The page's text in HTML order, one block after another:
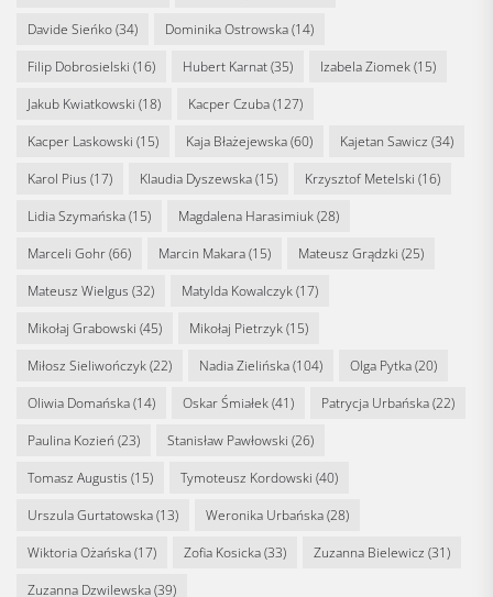
Davide Sieńko(34) Dominika Ostrowska(14)
Filip Dobrosielski (16) Hubert Karnat(35) Izabela Ziomek(15)
Jakub Kwiatkowski (18) Kacper Czuba(127)
Kacper Laskowski (15) Kaja Błażejewska(60) Kajetan Sawicz (34)
Karol Pius (17) Klaudia Dyszewska(15) Krzysztof Metelski (16)
Lidia Szymańska(15) Magdalena Harasimiuk(28)
Marceli Gohr(66) Marcin Makara(15) Mateusz Grądzki (25)
Mateusz Wielgus (32) Matylda Kowalczyk(17)
Mikołaj Grabowski (45) Mikołaj Pietrzyk(15)
Miłosz Sieliwończyk(22) Nadia Zielińska(104) Olga Pytka(20)
Oliwia Domańska(14) Oskar Śmiałek(41) Patrycja Urbańska(22)
Paulina Kozień (23) Stanisław Pawłowski (26)
Tomasz Augustis (15) Tymoteusz Kordowski (40)
Urszula Gurtatowska(13) Weronika Urbańska(28)
Wiktoria Ożańska(17) Zofia Kosicka(33) Zuzanna Bielewicz (31)
Zuzanna Dzwilewska(39)